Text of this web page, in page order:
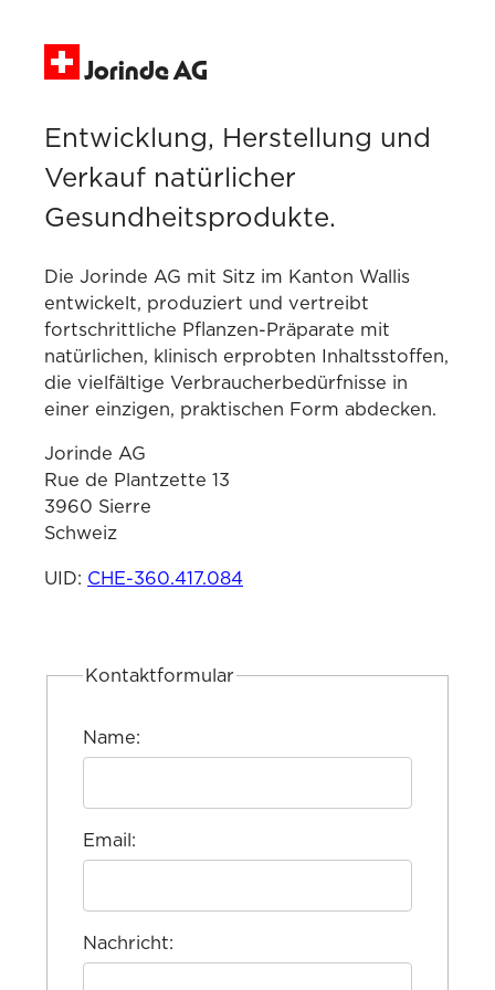
Jorinde AG
Entwicklung, Herstellung und
Verkauf natürlicher
Gesundheitsprodukte.
Die Jorinde AG mit Sitz im Kanton Wallis
entwickelt, produziert und vertreibt
fortschrittliche Pflanzen-Präparate mit
natürlichen, klinisch erprobten Inhaltsstoffen,
die vielfältige Verbraucherbedürfnisse in
einer einzigen, praktischen Form abdecken.
Jorinde AG
Rue de Plantzette 13
3960 Sierre
Schweiz
UID: CHE-360.417.084
Kontaktformular
Name:
Email:
Nachricht: